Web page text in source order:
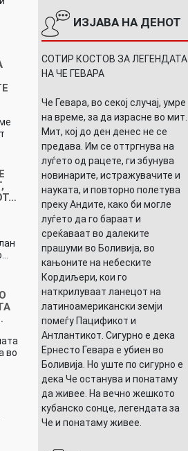
во
ИЗЈАВА НА ДЕНОТ
СОТИР КОСТОВ ЗА ЛЕГЕНДАТА
НА ЧЕ ГЕВАРА
Че Гевара, во секој случај, умре
на време, за да израсне во мит.
Мит, кој до ден денес не се
предава. Им се оттргнува на
луѓето од рацете, ги збунува
новинарите, истражувачите и
науката, и повторно полетува
преку Андите, како би могле
луѓето да го бараат и
среќаваат во далеките
прашуми во Боливија, во
кањоните на небеските
Кордиљери, кои го
наткрилуваат ланецот на
латиноамерикански земји
помеѓу Пацификот и
Антлантикот. Сигурно е дека
Ернесто Гевара е убиен во
Боливија. Но уште по сигурно е
дека Че останува и понатаму
да живее. На вечно жешкото
кубанско сонце, легендата за
Че и понатаму живее.